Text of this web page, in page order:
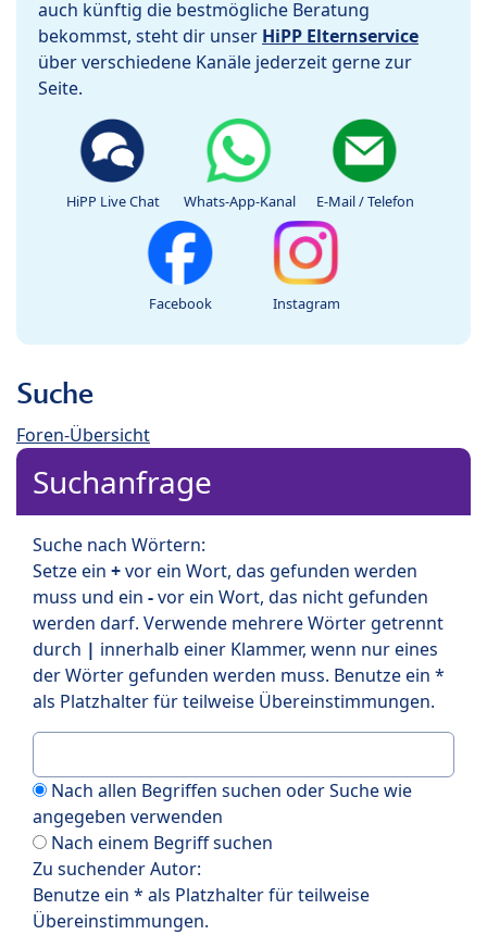
auch künftig die bestmögliche Beratung
bekommst, steht dir unser HiPP Elternservice
über verschiedene Kanäle jederzeit gerne zur
Seite.
HiPP Live Chat Whats-App-Kanal E-Mail / Telefon
Facebook Instagram
Suche
Foren-Übersicht
Suchanfrage
Suche nach Wörtern:
Setze ein +vor ein Wort, das gefunden werden
muss und ein -vor ein Wort, das nicht gefunden
werden darf. Verwende mehrere Wörter getrennt
durch | innerhalb einer Klammer, wenn nur eines
der Wörter gefunden werden muss. Benutze ein *
als Platzhalter für teilweise Übereinstimmungen.
Nach allen Begriffen suchen oder Suche wie
angegeben verwenden
Nach einem Begriff suchen
Zu suchender Autor:
Benutze ein * als Platzhalter für teilweise
Übereinstimmungen.